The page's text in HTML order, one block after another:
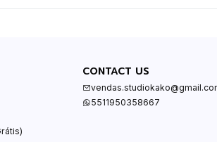
CONTACT US
5511950358667